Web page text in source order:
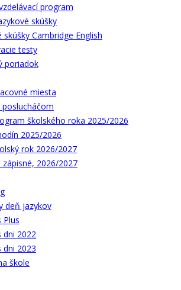
program
skúšky
skúšky Cambridge English
testy
poriadok
miesta
školského roka 2025/2026
2025/2026
rok 2026/2027
zápisné, 2026/2027
deň jazykov
Plus
dni 2022
dni 2023
škole